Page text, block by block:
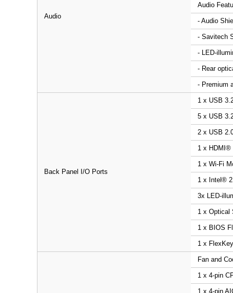
Audio
Audio
- Audio
- Savitech
- LED-
- Rear
- Premium
Back Panel I/O Ports
1 x USB
5 x USB
2 x USB
1 x HDMI®
1 x Wi-Fi
1 x Intel®
3x LED-
1 x Optical
1 x BIOS
1 x
Fan and
1 x 4-pin
1 x 4-pin